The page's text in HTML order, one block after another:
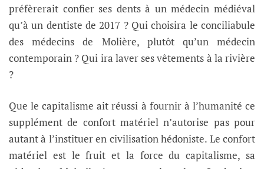
préfèrerait confier ses dents à un médecin médiéval
qu’à un dentiste de 2017 ? Qui choisira le conciliabule
des médecins de Molière, plutôt qu’un médecin
contemporain ? Qui ira laver ses vêtements à la rivière
?
Que le capitalisme ait réussi à fournir à l’humanité ce
supplément de confort matériel n’autorise pas pour
autant à l’instituer en civilisation hédoniste. Le confort
matériel est le fruit et la force du capitalisme, sa